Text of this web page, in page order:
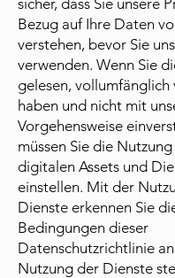
sicher, dass Sie unsere
Bezug auf Ihre Daten
verstehen, bevor Sie
verwenden. Wenn Sie
gelesen, vollumfänglich
haben und nicht mit
Vorgehensweise
müssen Sie die
digitalen Assets und
einstellen. Mit der
Dienste erkennen Sie
Bedingungen dieser
Datenschutzrichtlinie
Nutzung der Dienste